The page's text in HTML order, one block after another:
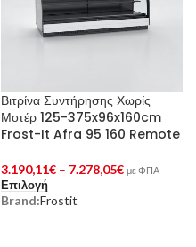
Βιτρίνα Συντήρησης Χωρίς
Μοτέρ 125-375x96x160cm
Frost-It Afra 95 160 Remote
3.190,11€ – 7.278,05€ με ΦΠΑ
Επιλογή
Brand:Frostit